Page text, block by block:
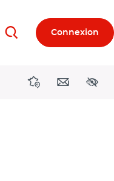
RechercherConnexion
DirectionsContact